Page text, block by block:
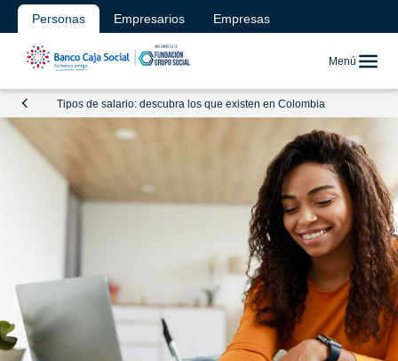
Personas Empresarios Empresas
Menú
Tipos de salario: descubra los que existen en Colombia